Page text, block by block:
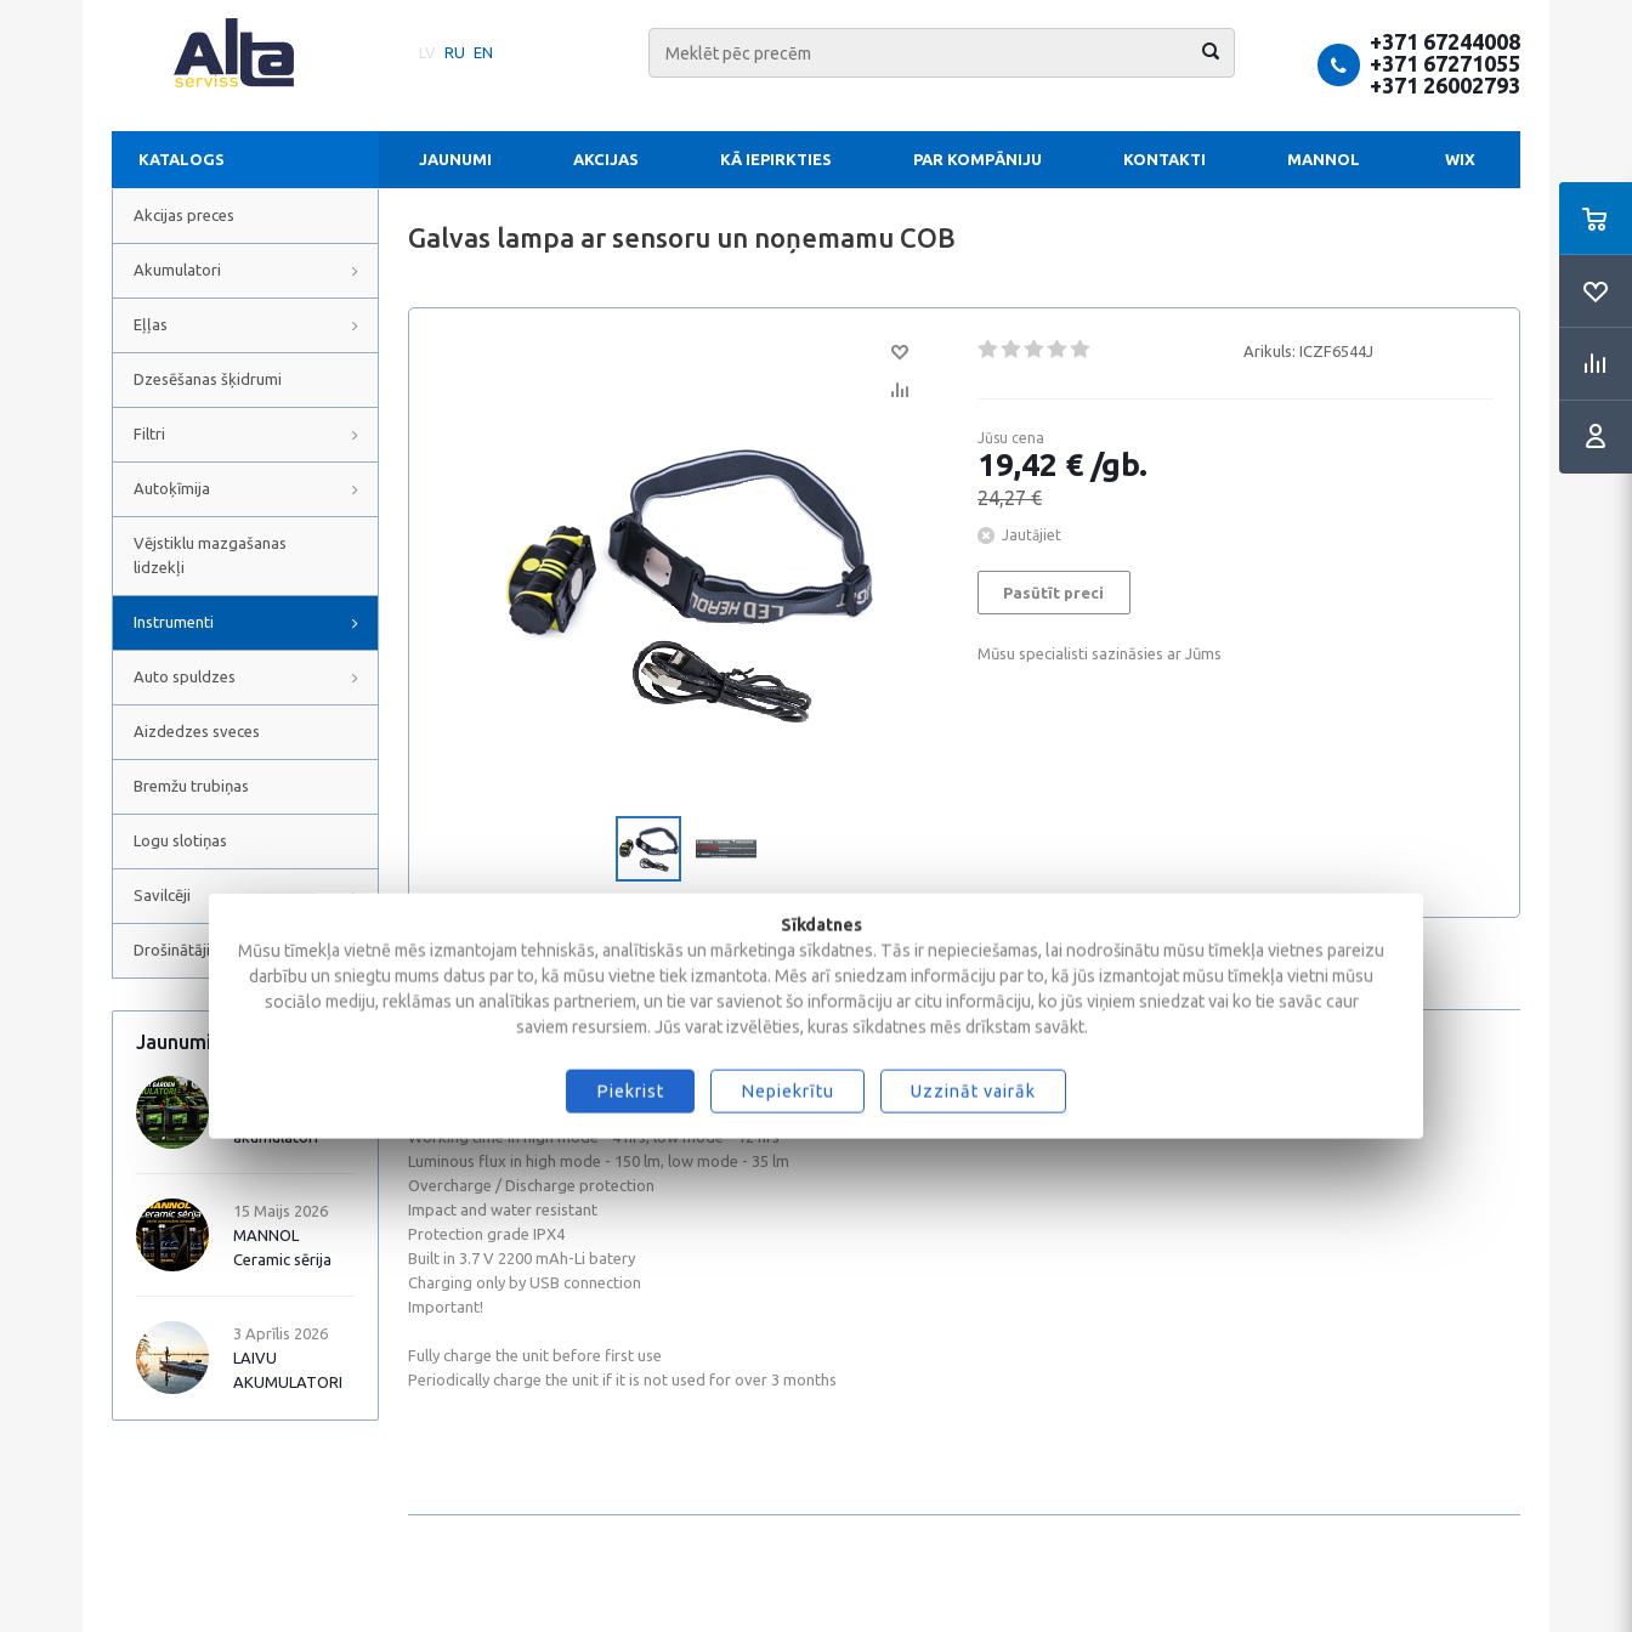
LV RU EN
+371 67244008
+371 67271055
+371 26002793
KATALOGS JAUNUMI AKCIJAS KĀ IEPIRKTIES PAR KOMPĀNIJU KONTAKTI MANNOL WIX
Akcijas preces
Akumulatori
Eļļas
Dzesēšanas šķidrumi
Filtri
Autoķīmija
Vējstiklu mazgašanas
lidzekļi
Instrumenti
Auto spuldzes
Aizdedzes sveces
Bremžu trubiņas
Logu slotiņas
Savilcēji
Drošinātāji
Jaunumi
akumulatori
15 Maijs 2026
MANNOL
Ceramic sērija
3 Aprīlis 2026
LAIVU
AKUMULATORI
Galvas lampa ar sensoru un noņemamu COB
Arikuls: ICZF6544J
Jūsu cena
19,42 € /gb.
24,27 €
Jautājiet
Pasūtīt preci
Mūsu specialisti sazināsies ar Jūms
Apraksts Atsauksmes
With sensor function and magnet on the back
Working time in high mode - 4 hrs, low mode - 12 hrs
Luminous flux in high mode - 150 lm, low mode - 35 lm
Overcharge / Discharge protection
Impact and water resistant
Protection grade IPX4
Built in 3.7 V 2200 mAh-Li batery
Charging only by USB connection
Important!
Fully charge the unit before first use
Periodically charge the unit if it is not used for over 3 months
Sīkdatnes
Mūsu tīmekļa vietnē mēs izmantojam tehniskās, analītiskās un mārketinga sīkdatnes. Tās ir nepieciešamas, lai nodrošinātu mūsu tīmekļa vietnes pareizu
darbību un sniegtu mums datus par to, kā mūsu vietne tiek izmantota. Mēs arī sniedzam informāciju par to, kā jūs izmantojat mūsu tīmekļa vietni mūsu
sociālo mediju, reklāmas un analītikas partneriem, un tie var savienot šo informāciju ar citu informāciju, ko jūs viņiem sniedzat vai ko tie savāc caur
saviem resursiem. Jūs varat izvēlēties, kuras sīkdatnes mēs drīkstam savākt.
Piekrist Nepiekrītu Uzzināt vairāk